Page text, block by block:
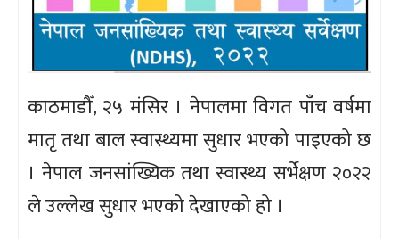
काठमाडौँ, २५ मंसिर । नेपालमा विगत पाँच वर्षमा
मातृ तथा बाल स्वास्थ्यमा सुधार भएको पाइएको छ
। नेपाल जनसांख्यिक तथा स्वास्थ्य सर्भेक्षण २०२२
ले उल्लेख सुधार भएको देखाएको हो ।